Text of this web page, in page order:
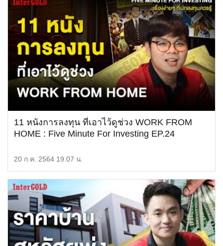
11 หนังการลงทุน ที่เอาไว้ดูช่วง WORK FROM
HOME : Five Minute For Investing EP.24
20 ก.ค. 2564 19.07 น.